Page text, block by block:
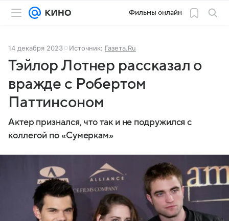
Фильмы онлайн
14 декабря 2023 Источник: Газета.Ru
Тэйлор Лотнер рассказал о
вражде с Робертом
Паттинсоном
Актер признался, что так и не подружился с
коллегой по «Сумеркам»